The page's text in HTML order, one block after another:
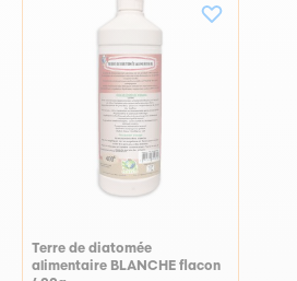
Terre de diatomée
alimentaire BLANCHE flacon